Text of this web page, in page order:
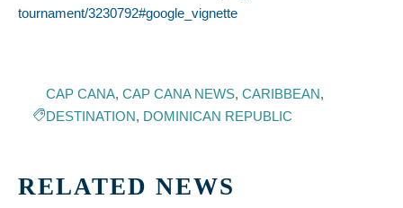
tournament/3230792#google_vignette
CAP CANA,CAP CANA NEWS,CARIBBEAN,
DESTINATION, DOMINICAN REPUBLIC
RELATED NEWS